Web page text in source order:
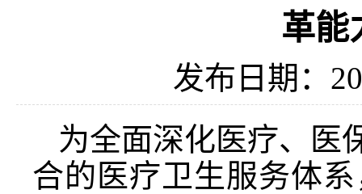
革能
发布日期：
为全面深化医疗、医
合的医疗卫生服务体